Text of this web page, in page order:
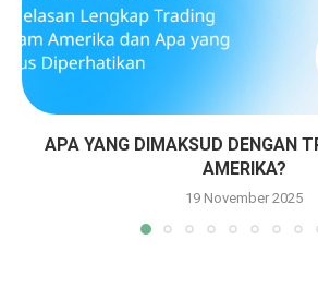
APA YANG DIMAKSUD DENGAN
AMERIKA?
19 November 2025